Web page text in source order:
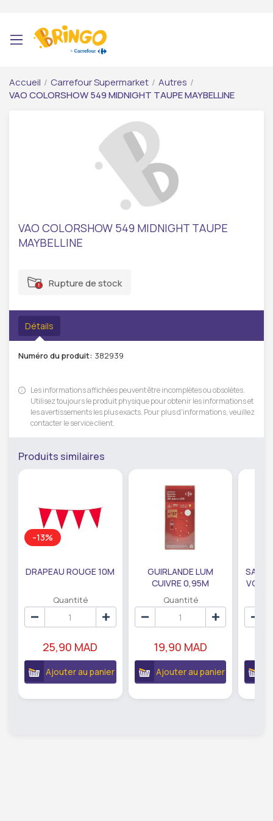
Accueil / Carrefour Supermarket / Autres /
VAO COLORSHOW 549 MIDNIGHT TAUPE MAYBELLINE
VAO COLORSHOW 549 MIDNIGHT TAUPE
MAYBELLINE
Rupture de stock
Détails
Numéro du produit: 382939
Les informations affichées peuvent être incomplètes ou obsolètes.
Utilisez toujours le produit physique pour obtenir les informations et
les avertissements les plus exacts. Pour plus d'informations, veuillez
contacter le service client.
Produits similaires
-13%
DRAPEAU ROUGE 10M
Quantité
25,90 MAD
Ajouter au panier
GUIRLANDE LUM
CUIVRE 0,95M
DE79207
Quantité
19,90 MAD
Ajouter au panier